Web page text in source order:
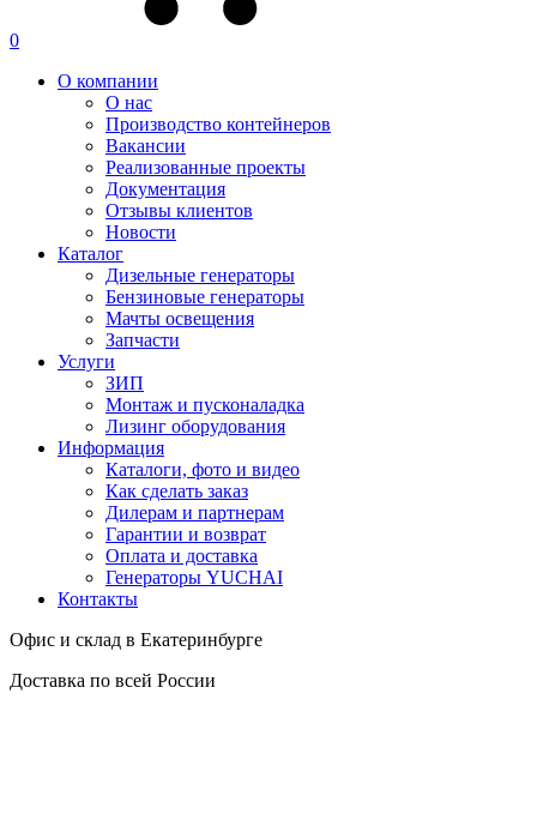
0
О компании
О нас
Производство контейнеров
Вакансии
Реализованные проекты
Документация
Отзывы клиентов
Новости
Каталог
Дизельные генераторы
Бензиновые генераторы
Мачты освещения
Запчасти
Услуги
ЗИП
Монтаж и пусконаладка
Лизинг оборудования
Информация
Каталоги, фото и видео
Как сделать заказ
Дилерам и партнерам
Гарантии и возврат
Оплата и доставка
Генераторы YUCHAI
Контакты
Офис и склад в Екатеринбурге
Доставка по всей России